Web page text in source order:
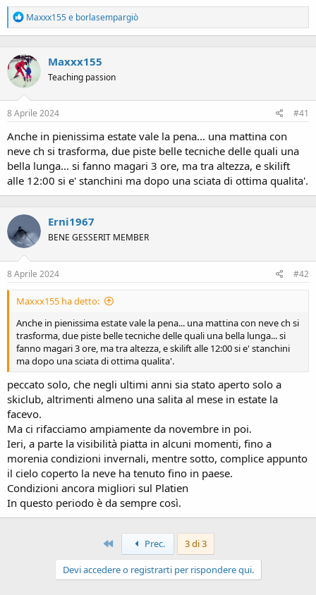
R
e
a
t
i
o
n
:
Maxxx155e borlasempargiò
Maxxx155
Teaching passion
8 Aprile 2024 #41
Anche in pienissima estate vale la pena... una mattina con
neve ch si trasforma, due piste belle tecniche delle quali una
bella lunga... si fanno magari 3 ore, ma tra altezza, e skilift
alle 12:00 si e' stanchini ma dopo una sciata di ottima qualita'.
Erni1967
BENE GESSERIT MEMBER
8 Aprile 2024 #42
Maxxx155 ha detto:
Anche in pienissima estate vale la pena... una mattina con neve ch si
trasforma, due piste belle tecniche delle quali una bella lunga... si
fanno magari 3 ore, ma tra altezza, e skilift alle 12:00 si e' stanchini
ma dopo una sciata di ottima qualita'.
peccato solo, che negli ultimi anni sia stato aperto solo a
skiclub, altrimenti almeno una salita al mese in estate la
facevo.
Ma ci rifacciamo ampiamente da novembre in poi.
Ieri, a parte la visibilità piatta in alcuni momenti, fino a
morenia condizioni invernali, mentre sotto, complice appunto
il cielo coperto la neve ha tenuto fino in paese.
Condizioni ancora migliori sul Platien
In questo periodo è da sempre così.
Primo Prec. 3 di 3
Devi accedere o registrarti per rispondere qui.